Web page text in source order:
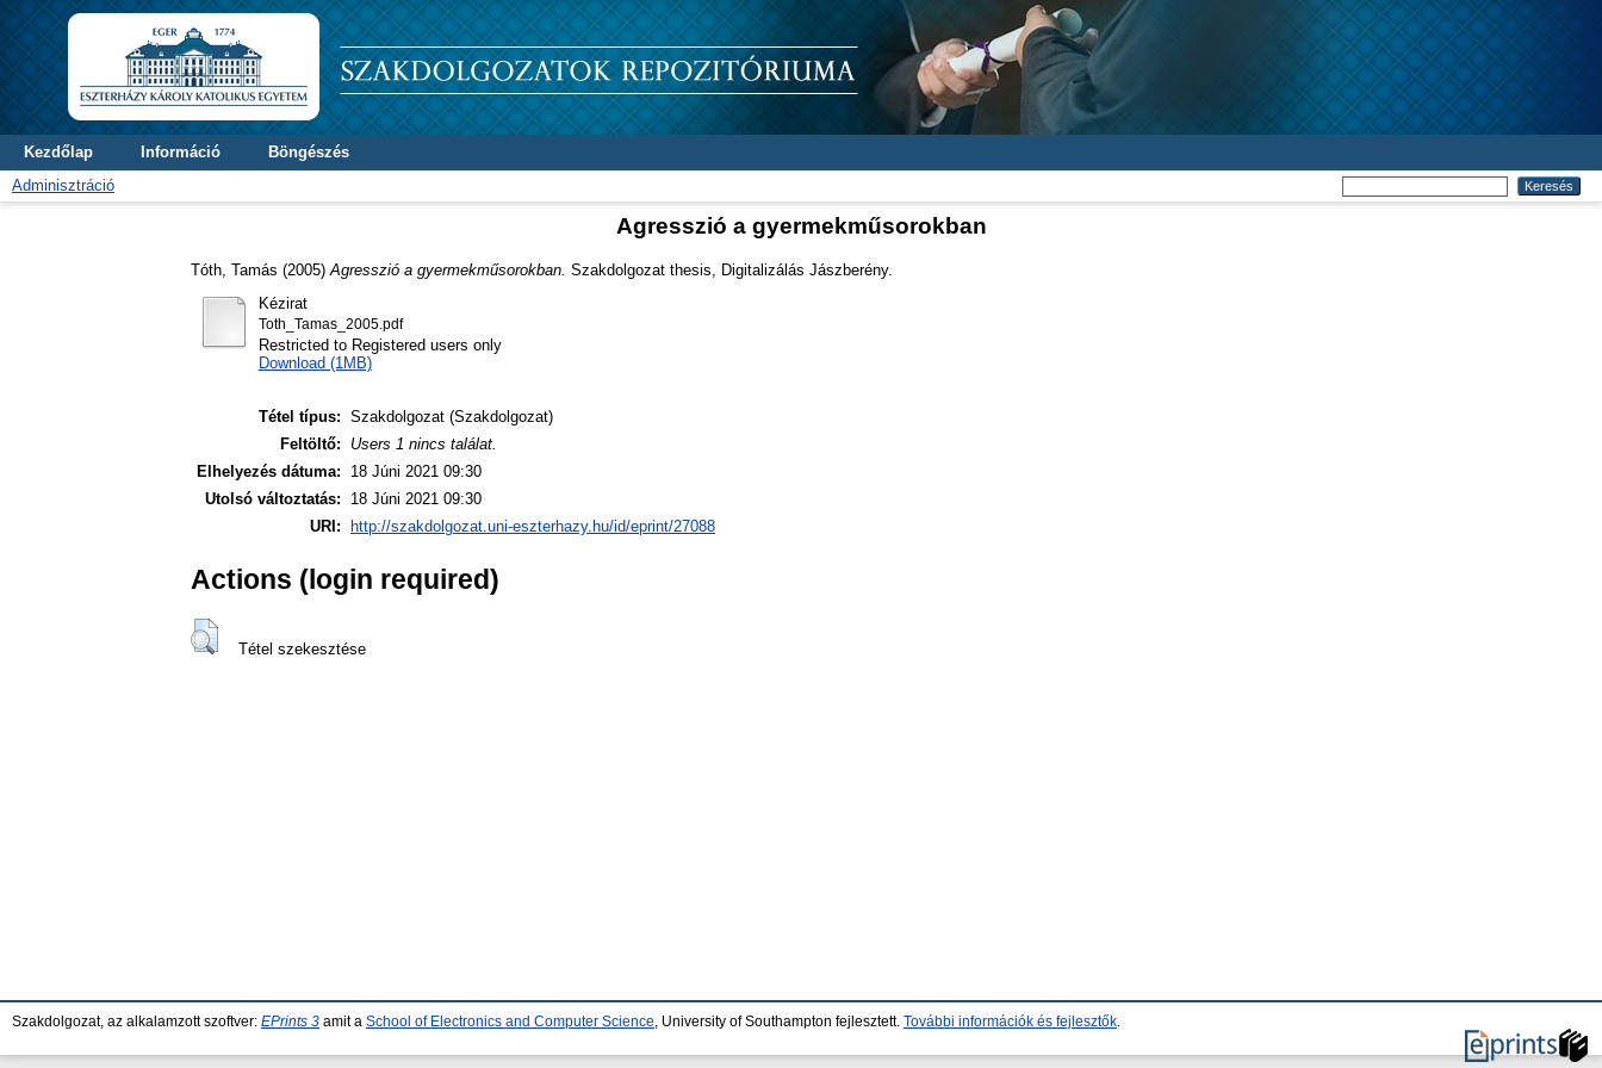
Kezdőlap Információ
Böngészés
Adminisztráció
Agresszió a gyermekműsorokban
Tóth, Tamás (2005) Agresszió a gyermekműsorokban. Szakdolgozat thesis, Digitalizálás Jászberény.
Kézirat
Toth_Tamas_2005.pdf
Restricted to Registered users only
Download (1MB)
Tétel típus: Szakdolgozat (Szakdolgozat)
Feltöltő:
Users 1 nincs találat.
Elhelyezés dátuma:
18 Júni 2021 09:30
Utolsó változtatás:
18 Júni 2021 09:30
URI:
http://szakdolgozat.uni-eszterhazy.hu/id/eprint/27088
Actions (login required)
Tétel szekesztése
Szakdolgozat, az alkalamzott szoftver: EPrints 3 amit a School of Electronics and Computer Science , University of Southampton fejlesztett. További információk és fejlesztők